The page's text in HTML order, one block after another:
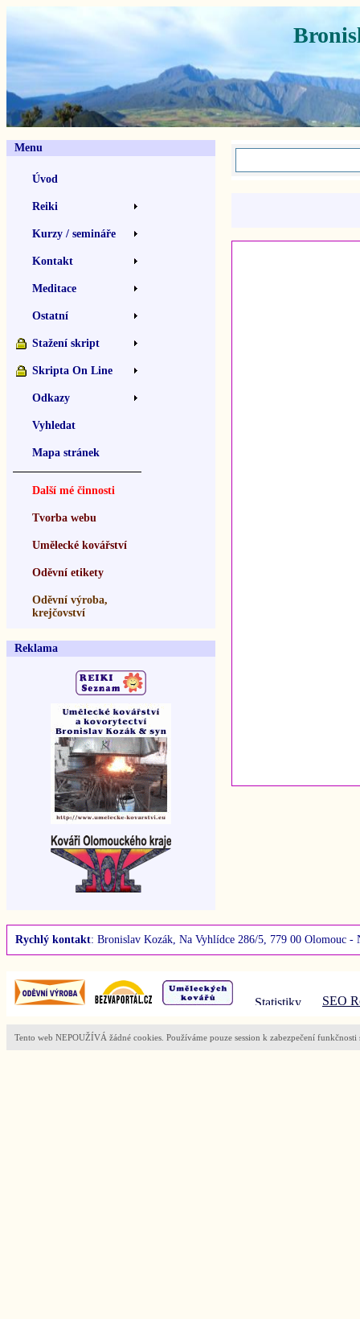
Menu
Úvod
Reiki
Kurzy / semináře
Kontakt
Meditace
Ostatní
Stažení skript
Skripta On Line
Odkazy
Vyhledat
Mapa stránek
Další mé činnosti
Tvorba webu
Umělecké kovářství
Oděvní etikety
Oděvní výroba,
krejčovství
Reklama
Rychlý kontakt: Bronislav Kozák, Na Vyhlídce 286/5, 779 00 Olomouc
SEO
Tento web NEPOUŽÍVÁ žádné cookies. Používáme pouze session k zabezpečení funkčnosti